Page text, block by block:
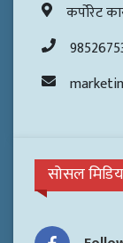
कर्पोरेट
सोसल